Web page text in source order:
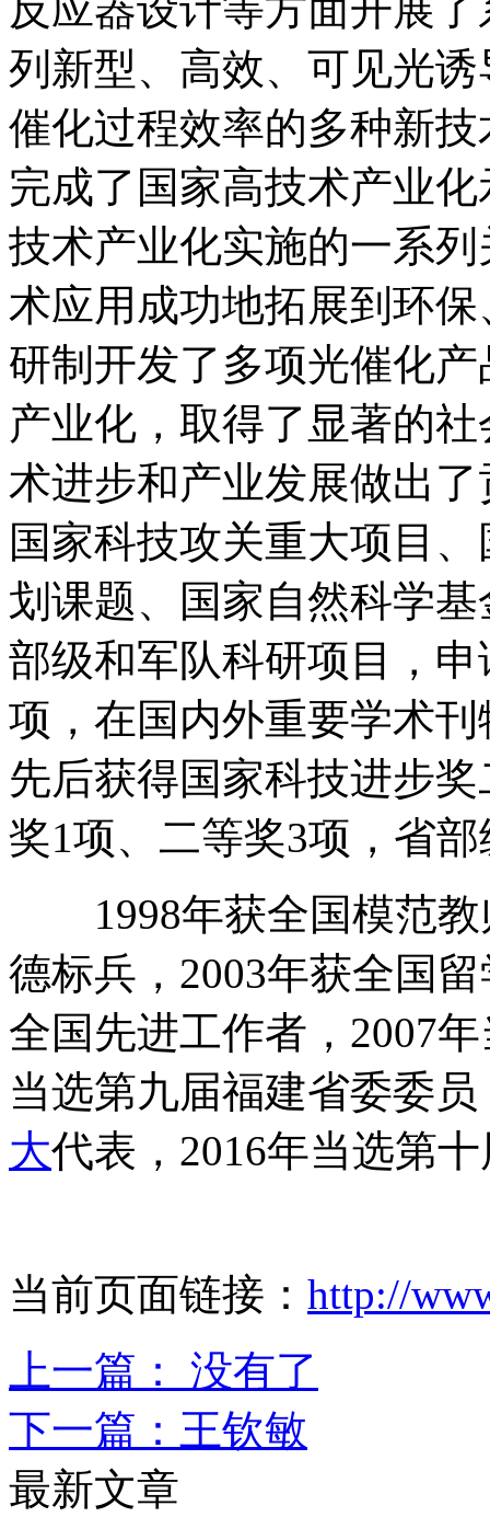
列新型、高效、可见光
催化过程效率的多种新
完成了国家高技术产业
技术产业化实施的一系
术应用成功地拓展到环
研制开发了多项光催化
产业化，取得了显著的
术进步和产业发展做出
国家科技攻关重大项目
划课题、国家自然科学
部级和军队科研项目，
项，在国内外重要学术
先后获得国家科技进步
奖1项、二等奖3项，省
1998年获全国模范教
德标兵，2003年获全国
全国先进工作者，2007
当选第九届福建省委委
大代表，2016年当选第
当前页面链接： http://
上一篇： 没有了
下一篇： 王钦敏
最新文章